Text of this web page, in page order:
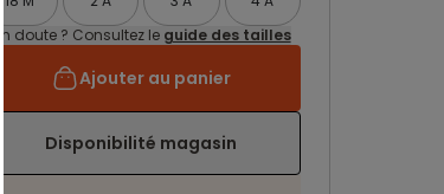
Un doute ? Consultez le guide des tailles
Ajouter au panier
Disponibilité magasin